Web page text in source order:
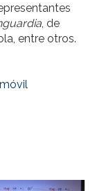
, de
entre otros.